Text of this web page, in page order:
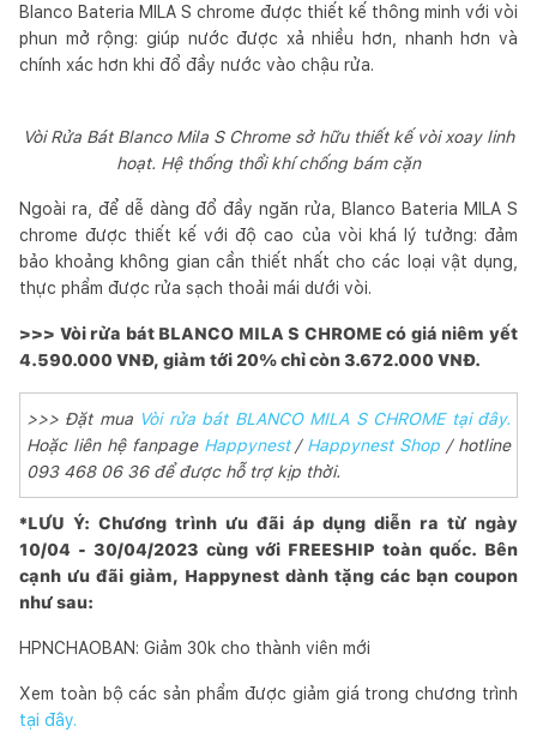
Blanco Bateria MILA S chrome được thiết kế thông minh với vòi
phun mở rộng: giúp nước được xả nhiều hơn, nhanh hơn và
chính xác hơn khi đổ đầy nước vào chậu rửa.
Vòi Rửa Bát Blanco Mila S Chrome sở hữu thiết kế vòi xoay linh
hoạt. Hệ thống thổi khí chống bám cặn
Ngoài ra, để dễ dàng đổ đầy ngăn rửa, Blanco Bateria MILA S
chrome được thiết kế với độ cao của vòi khá lý tưởng: đảm
bảo khoảng không gian cần thiết nhất cho các loại vật dụng,
thực phẩm được rửa sạch thoải mái dưới vòi.
>>> Vòi rửa bát BLANCO MILA S CHROME có giá niêm yết
4.590.000 VNĐ, giảm tới 20% chỉ còn 3.672.000 VNĐ.
>>> Đặt mua Vòi rửa bát BLANCO MILA S CHROME tại đây.
Hoặc liên hệ fanpage Happynest/ Happynest Shop / hotline
093 468 06 36 để được hỗ trợ kịp thời.
*LƯU Ý: Chương trình ưu đãi áp dụng diễn ra từ ngày
10/04 - 30/04/2023 cùng với FREESHIP toàn quốc. Bên
cạnh ưu đãi giảm, Happynest dành tặng các bạn coupon
như sau:
HPNCHAOBAN: Giảm 30k cho thành viên mới
Xem toàn bộ các sản phẩm được giảm giá trong chương trình
tại đây.